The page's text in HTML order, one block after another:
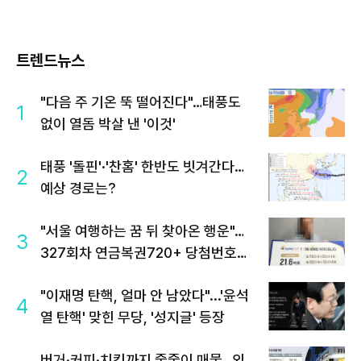
트렌드뉴스
1
"다음 주 기온 뚝 떨어진다"…태풍도
없이 열돔 박살 낸 '이것'
2
태풍 '돌핀'·'찬홈' 한반도 빗겨간다…
예상 경로는?
3
"서울 여행하는 꿈 뒤 찾아온 행운"…
327회차 연금복권720+ 당첨번호조
4
"이재명 탄핵, 얼마 안 남았다"...'윤석
열 탄핵' 맞힌 무당, '성지글' 등장